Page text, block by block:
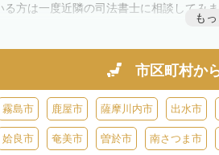
る方は一度近隣の司法書士に相談してみま
も
市区町村か
霧島市 鹿屋市 薩摩川内市 出水市
姶良市 奄美市 曽於市 南さつま市